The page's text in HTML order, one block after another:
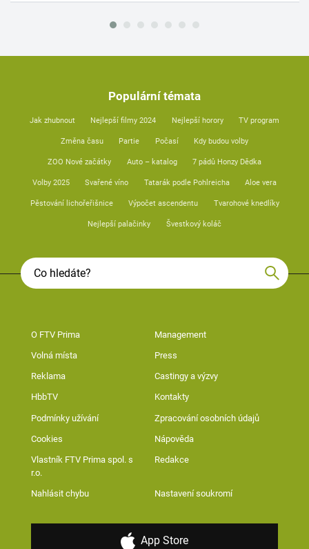
Populární témata
Jak zhubnout Nejlepší filmy 2024 Nejlepší horory TV program
Změna času Partie Počasí Kdy budou volby
ZOO Nové začátky Auto – katalog 7 pádů Honzy Dědka
Volby 2025 Svařené víno Tatarák podle Pohlreicha Aloe vera
Pěstování lichořeřišnice Výpočet ascendentu Tvarohové knedlíky
Nejlepší palačinky Švestkový koláč
O FTV Prima Management
Volná místa Press
Reklama Castingy a výzvy
HbbTV Kontakty
Podmínky užívání Zpracování osobních údajů
Cookies Nápověda
Vlastník FTV Prima spol. s
r.o.
Redakce
Nahlásit chybu Nastavení soukromí
App Store